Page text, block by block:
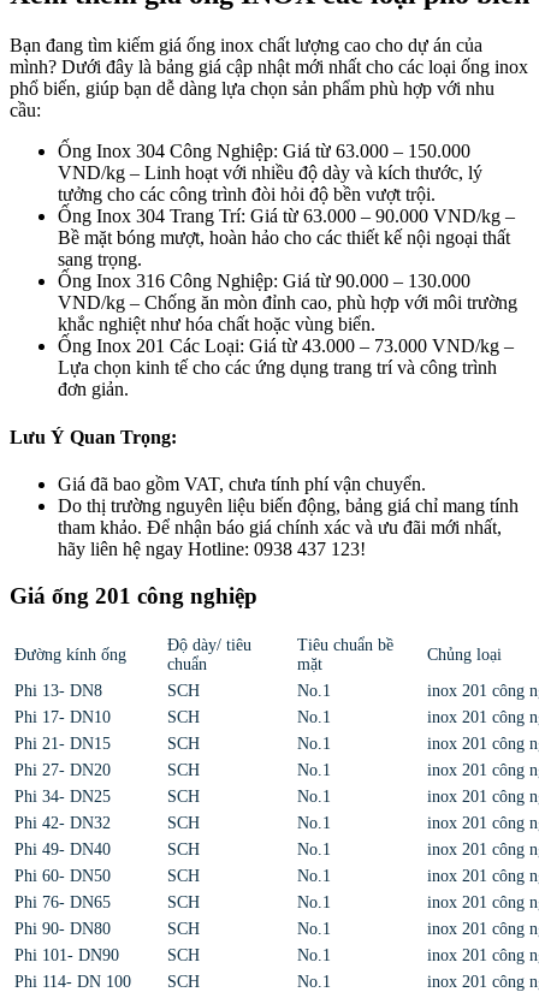
Bạn đang tìm kiếm giá ống inox chất lượng cao cho dự án của
mình? Dưới đây là bảng giá cập nhật mới nhất cho các loại ống inox
phổ biến, giúp bạn dễ dàng lựa chọn sản phẩm phù hợp với nhu
cầu:
Ống Inox 304 Công Nghiệp: Giá từ 63.000 – 150.000
VND/kg – Linh hoạt với nhiều độ dày và kích thước, lý
tưởng cho các công trình đòi hỏi độ bền vượt trội.
Ống Inox 304 Trang Trí: Giá từ 63.000 – 90.000 VND/kg –
Bề mặt bóng mượt, hoàn hảo cho các thiết kế nội ngoại thất
sang trọng.
Ống Inox 316 Công Nghiệp: Giá từ 90.000 – 130.000
VND/kg – Chống ăn mòn đỉnh cao, phù hợp với môi trường
khắc nghiệt như hóa chất hoặc vùng biển.
Ống Inox 201 Các Loại: Giá từ 43.000 – 73.000 VND/kg –
Lựa chọn kinh tế cho các ứng dụng trang trí và công trình
đơn giản.
Lưu Ý Quan Trọng:
Giá đã bao gồm VAT, chưa tính phí vận chuyển.
Do thị trường nguyên liệu biến động, bảng giá chỉ mang tính
tham khảo. Để nhận báo giá chính xác và ưu đãi mới nhất,
hãy liên hệ ngay Hotline: 0938 437 123!
Giá ống 201 công nghiệp
Đường kính ống
Độ dày/ tiêu
chuẩn
Tiêu chuẩn bề
mặt
Chủng loại
Phi 13- DN8
SCH No.1
inox 201 công
Phi 17- DN10
SCH No.1
inox 201 công
Phi 21- DN15
SCH No.1
inox 201 công
Phi 27- DN20
SCH No.1
inox 201 công
Phi 34- DN25
SCH No.1
inox 201 công
Phi 42- DN32
SCH No.1
inox 201 công
Phi 49- DN40
SCH No.1
inox 201 công
Phi 60- DN50
SCH No.1
inox 201 công
Phi 76- DN65
SCH No.1
inox 201 công
Phi 90- DN80
SCH No.1
inox 201 công
Phi 101- DN90
SCH No.1
inox 201 công
Phi 114- DN 100
SCH No.1
inox 201 công